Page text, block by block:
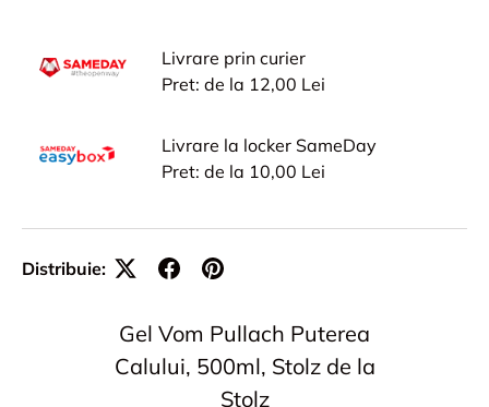
Livrare prin curier
Pret: de la 12,00 Lei
Livrare la locker SameDay
Pret: de la 10,00 Lei
Distribuie:
Gel Vom Pullach Puterea
Calului, 500ml, Stolz de la
Stolz